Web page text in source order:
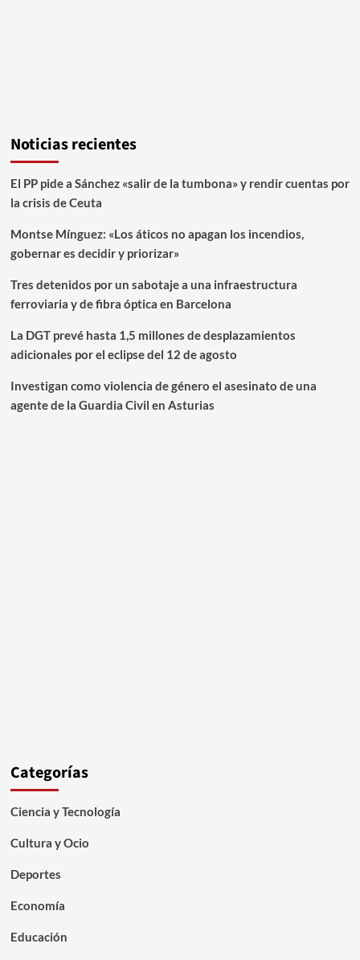
Noticias recientes
El PP pide a Sánchez «salir de la tumbona» y rendir cuentas por
la crisis de Ceuta
Montse Mínguez: «Los áticos no apagan los incendios,
gobernar es decidir y priorizar»
Tres detenidos por un sabotaje a una infraestructura
ferroviaria y de fibra óptica en Barcelona
La DGT prevé hasta 1,5 millones de desplazamientos
adicionales por el eclipse del 12 de agosto
Investigan como violencia de género el asesinato de una
agente de la Guardia Civil en Asturias
Categorías
Ciencia y Tecnología
Cultura y Ocio
Deportes
Economía
Educación